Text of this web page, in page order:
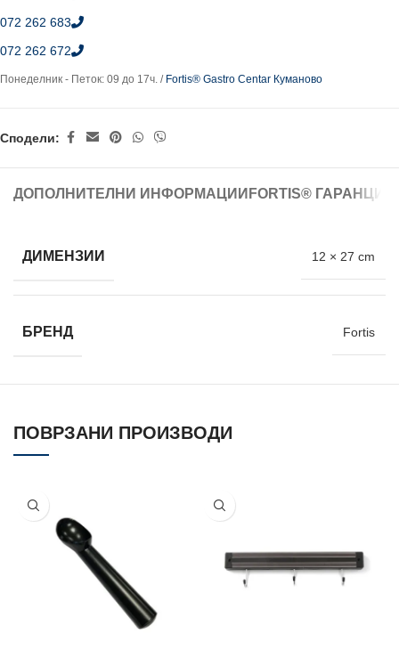
072 262 683
072 262 672
Понеделник - Петок: 09 до 17ч. / Fortis® Gastro Centar Куманово
Сподели:
ДОПОЛНИТЕЛНИ ИНФОРМАЦИИ FORTIS®
ДИМЕНЗИИ 12 × 27 cm
БРЕНД Fortis
ПОВРЗАНИ ПРОИЗВОДИ